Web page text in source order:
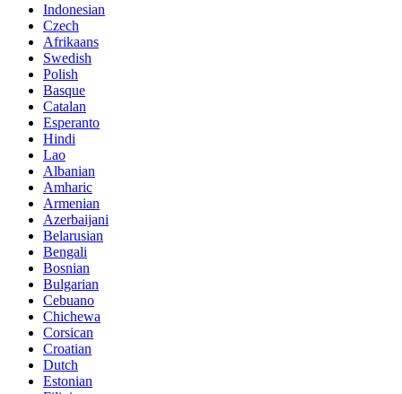
Indonesian
Czech
Afrikaans
Swedish
Polish
Basque
Catalan
Esperanto
Hindi
Lao
Albanian
Amharic
Armenian
Azerbaijani
Belarusian
Bengali
Bosnian
Bulgarian
Cebuano
Chichewa
Corsican
Croatian
Dutch
Estonian